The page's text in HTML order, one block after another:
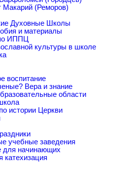
Макарий (Реморов)
Духовные Школы
и материалы
ИППЦ
культуры в школе
воспитание
Вера и знание
области
истории Церкви
учебные заведения
для начинающих
катехизация